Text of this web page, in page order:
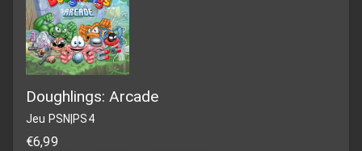
Doughlings: Arcade
Jeu PSN PS4
€6,99